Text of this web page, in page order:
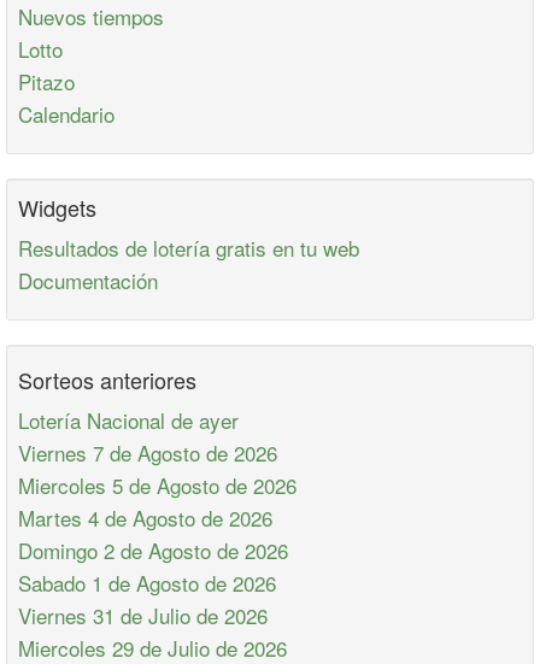
Nuevos tiempos
Lotto
Pitazo
Calendario
Widgets
Resultados de lotería gratis en tu web
Documentación
Sorteos anteriores
Lotería Nacional de ayer
Viernes 7 de Agosto de 2026
Miercoles 5 de Agosto de 2026
Martes 4 de Agosto de 2026
Domingo 2 de Agosto de 2026
Sabado 1 de Agosto de 2026
Viernes 31 de Julio de 2026
Miercoles 29 de Julio de 2026